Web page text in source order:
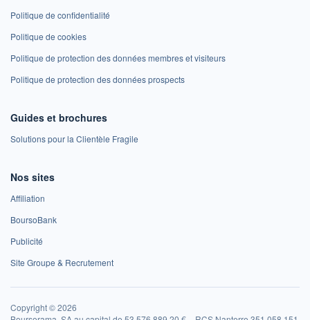
Politique de confidentialité
Politique de cookies
Politique de protection des données membres et visiteurs
Politique de protection des données prospects
Guides et brochures
Solutions pour la Clientèle Fragile
Nos sites
Affiliation
BoursoBank
Publicité
Site Groupe & Recrutement
Copyright © 2026